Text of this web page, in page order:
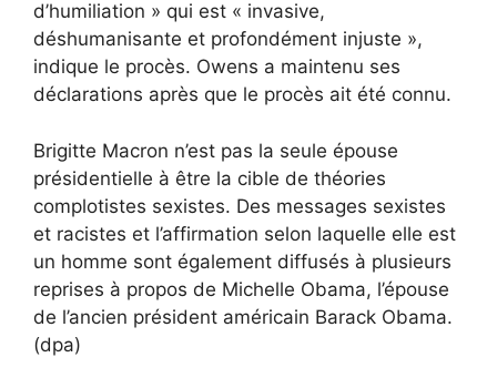
d’humiliation » qui est « invasive,
déshumanisante et profondément injuste »,
indique le procès. Owens a maintenu ses
déclarations après que le procès ait été connu.
Brigitte Macron n’est pas la seule épouse
présidentielle à être la cible de théories
complotistes sexistes. Des messages sexistes
et racistes et l’affirmation selon laquelle elle est
un homme sont également diffusés à plusieurs
reprises à propos de Michelle Obama, l’épouse
de l’ancien président américain Barack Obama.
(dpa)